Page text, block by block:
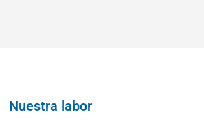
Nuestra labor